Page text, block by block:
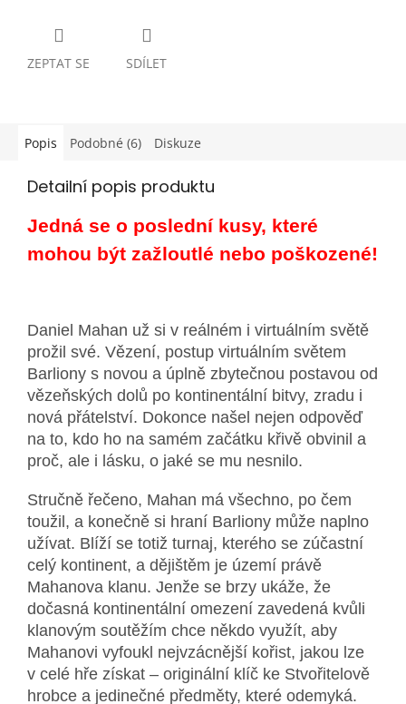
ZEPTAT SE SDÍLET
Popis Podobné (6) Diskuze
Detailní popis produktu
Jedná se o poslední kusy, které
mohou být zažloutlé nebo poškozené!
Daniel Mahan už si v reálném i virtuálním světě
prožil své. Vězení, postup virtuálním světem
Barliony s novou a úplně zbytečnou postavou od
vězeňských dolů po kontinentální bitvy, zradu i
nová přátelství. Dokonce našel nejen odpověď
na to, kdo ho na samém začátku křivě obvinil a
proč, ale i lásku, o jaké se mu nesnilo.
Stručně řečeno, Mahan má všechno, po čem
toužil, a konečně si hraní Barliony může naplno
užívat. Blíží se totiž turnaj, kterého se zúčastní
celý kontinent, a dějištěm je území právě
Mahanova klanu. Jenže se brzy ukáže, že
dočasná kontinentální omezení zavedená kvůli
klanovým soutěžím chce někdo využít, aby
Mahanovi vyfoukl nejvzácnější kořist, jakou lze
v celé hře získat – originální klíč ke Stvořitelově
hrobce a jedinečné předměty, které odemyká.